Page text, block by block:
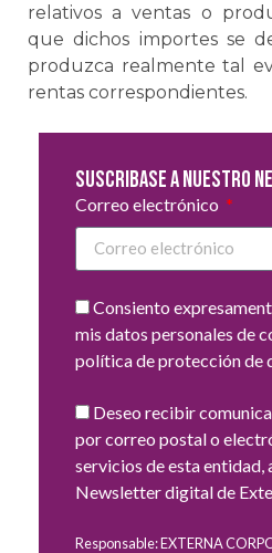
relativos a ventas o
que dichos importes se
produzca realmente tal
rentas correspondientes.
Suscribase a nuestro
Correo electrónico
Consiento
mis datos personales de
política de protección de
Deseo recibir
por correo postal o
servicios de esta entidad,
Newsletter digital de
Responsable: EXTERNA